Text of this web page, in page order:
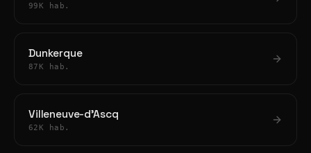
99K hab.
Dunkerque
87K hab.
Villeneuve-d'Ascq
62K hab.